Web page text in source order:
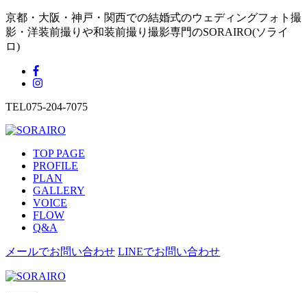
京都・大阪・神戸・関西での結婚式のウェディングフォト撮
影・洋装前撮りや和装前撮り撮影専門のSORAIRO(ソライ
ロ)
TEL075-204-7075
TOP PAGE
PROFILE
PLAN
GALLERY
VOICE
FLOW
Q&A
メールでお問い合わせ LINEでお問い合わせ